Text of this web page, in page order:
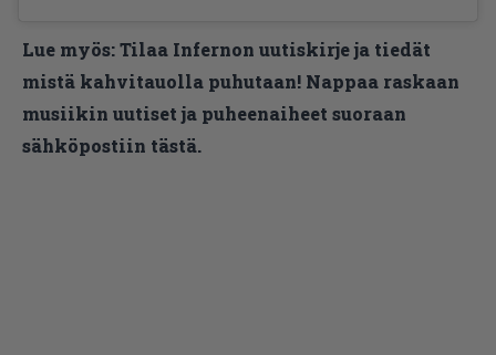
Lue myös:Tilaa Infernon uutiskirje ja tiedät
mistä kahvitauolla puhutaan! Nappaa raskaan
musiikin uutiset ja puheenaiheet suoraan
sähköpostiin tästä.